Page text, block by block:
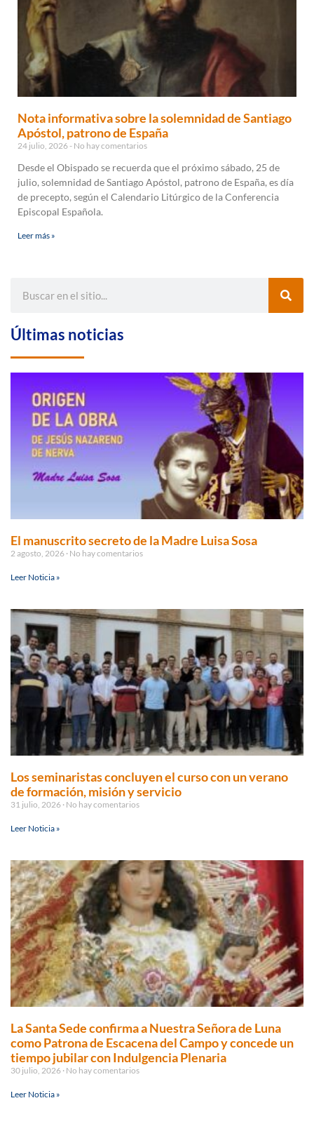
Nota informativa sobre la solemnidad de Santiago
Apóstol, patrono de España
24 julio, 2026 No hay comentarios
Desde el Obispado se recuerda que el próximo sábado, 25 de
julio, solemnidad de Santiago Apóstol, patrono de España, es día
de precepto, según el Calendario Litúrgico de la Conferencia
Episcopal Española.
Leer más »
Últimas noticias
El manuscrito secreto de la Madre Luisa Sosa
2 agosto, 2026 No hay comentarios
Leer Noticia »
Los seminaristas concluyen el curso con un verano
de formación, misión y servicio
31 julio, 2026 No hay comentarios
Leer Noticia »
La Santa Sede confirma a Nuestra Señora de Luna
como Patrona de Escacena del Campo y concede un
tiempo jubilar con Indulgencia Plenaria
30 julio, 2026 No hay comentarios
Leer Noticia »